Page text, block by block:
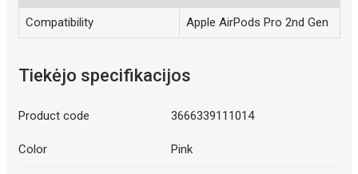
Compatibility Apple AirPods Pro 2nd Gen
Tiekėjo specifikacijos
Product code 3666339111014
Color Pink